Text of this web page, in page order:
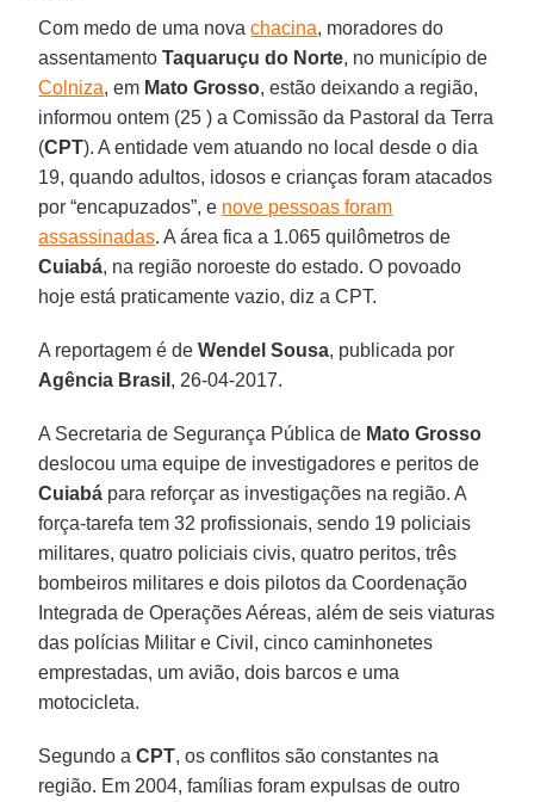
Com medo de uma novachacina, moradores do
assentamentoTaquaruçu do Norte, no município de
Colniza, em Mato Grosso, estão deixando a região,
informou ontem (25 ) a Comissão da Pastoral da Terra
(CPT). A entidade vem atuando no local desde o dia
19, quando adultos, idosos e crianças foram atacados
por “encapuzados”, e nove pessoas foram
assassinadas. A área fica a 1.065 quilômetros de
Cuiabá, na região noroeste do estado. O povoado
hoje está praticamente vazio, diz a CPT.
A reportagem é deWendel Sousa, publicada por
Agência Brasil , 26-04-2017.
A Secretaria de Segurança Pública de Mato Grosso
deslocou uma equipe de investigadores e peritos de
Cuiabá para reforçar as investigações na região. A
força-tarefa tem 32 profissionais, sendo 19 policiais
militares, quatro policiais civis, quatro peritos, três
bombeiros militares e dois pilotos da Coordenação
Integrada de Operações Aéreas, além de seis viaturas
das polícias Militar e Civil, cinco caminhonetes
emprestadas, um avião, dois barcos e uma
motocicleta.
Segundo aCPT, os conflitos são constantes na
região. Em 2004, famílias foram expulsas de outro